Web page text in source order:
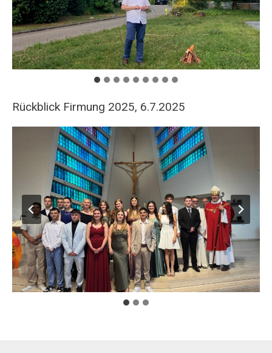
Rückblick Firmung 2025, 6.7.2025